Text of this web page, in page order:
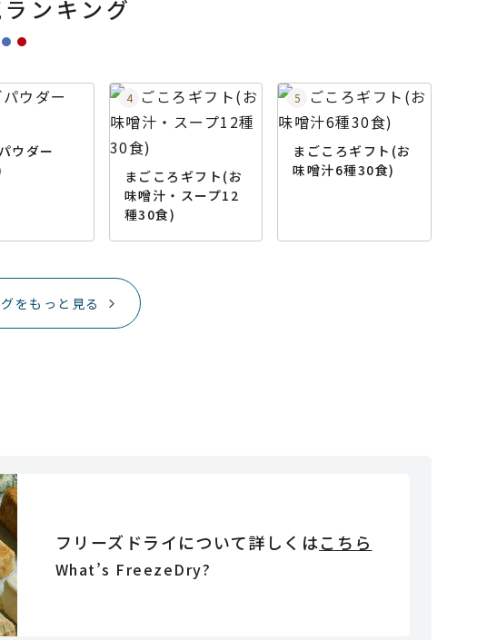
ンキング
ウダー
まごころギフト(お
味噌汁・スープ12
種30食)
まごころギフト(お
味噌汁6種30食)
をもっと見る
フリーズドライについて詳しくはこちら
What’s FreezeDry?